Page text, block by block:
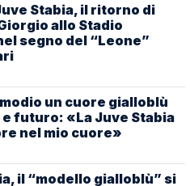
Stabia, il ritorno di
allo Stadio
segno del “Leone”
un cuore gialloblù
futuro: «La Juve Stabia
nel mio cuore»
il “modello gialloblù” si